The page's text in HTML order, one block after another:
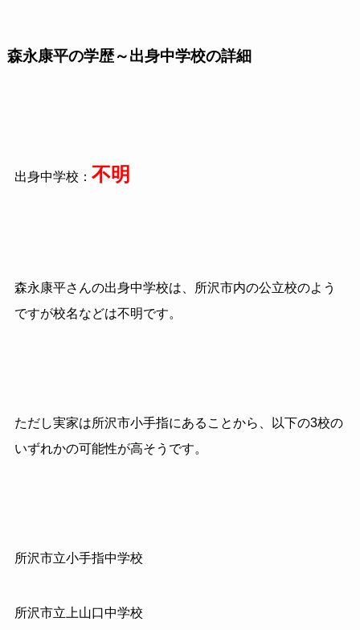
森永康平の学歴～出身中学校の詳細
出身中学校： 不明
森永康平さんの出身中学校は、所沢市内の公立校のよう
ですが校名などは不明です。
ただし実家は所沢市小手指にあることから、以下の3校の
いずれかの可能性が高そうです。
所沢市立小手指中学校
所沢市立上山口中学校